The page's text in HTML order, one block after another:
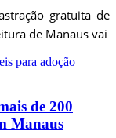
gratuita de
de Manaus vai
de 200
Manaus